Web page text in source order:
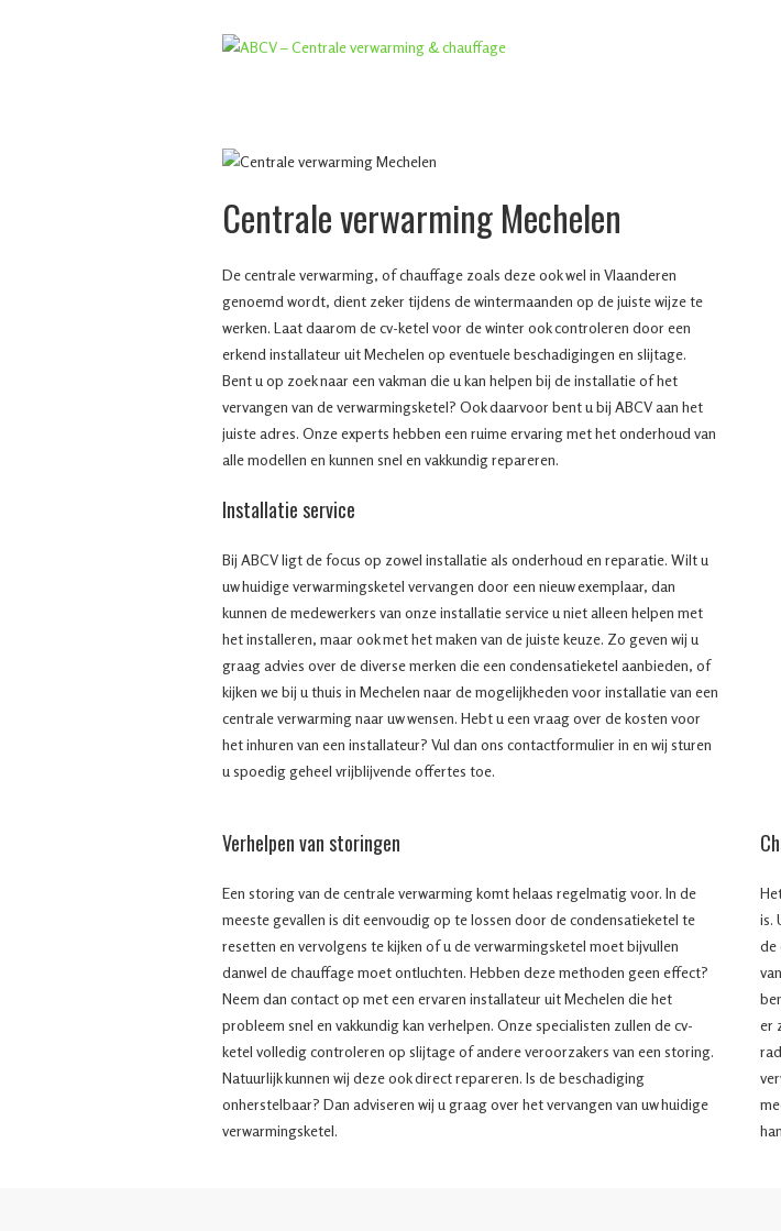
Centrale verwarming Mechelen
De centrale verwarming, of chauffage zoals deze ook wel in Vlaanderen
genoemd wordt, dient zeker tijdens de wintermaanden op de juiste wijze te
werken. Laat daarom de cv-ketel voor de winter ook controleren door een
erkend installateur uit Mechelen op eventuele beschadigingen en slijtage.
Bent u op zoek naar een vakman die u kan helpen bij de installatie of het
vervangen van de verwarmingsketel? Ook daarvoor bent u bij ABCV aan het
juiste adres. Onze experts hebben een ruime ervaring met het onderhoud van
alle modellen en kunnen snel en vakkundig repareren.
Installatie service
Bij ABCV ligt de focus op zowel installatie als onderhoud en reparatie. Wilt u
uw huidige verwarmingsketel vervangen door een nieuw exemplaar, dan
kunnen de medewerkers van onze installatie service u niet alleen helpen met
het installeren, maar ook met het maken van de juiste keuze. Zo geven wij u
graag advies over de diverse merken die een condensatieketel aanbieden, of
kijken we bij u thuis in Mechelen naar de mogelijkheden voor installatie van een
centrale verwarming naar uw wensen. Hebt u een vraag over de kosten voor
het inhuren van een installateur? Vul dan ons contactformulier in en wij sturen
u spoedig geheel vrijblijvende offertes toe.
Verhelpen van storingen
Een storing van de centrale verwarming komt helaas regelmatig voor. In de
meeste gevallen is dit eenvoudig op te lossen door de condensatieketel te
resetten en vervolgens te kijken of u de verwarmingsketel moet bijvullen
danwel de chauffage moet ontluchten. Hebben deze methoden geen effect?
Neem dan contact op met een ervaren installateur uit Mechelen die het
probleem snel en vakkundig kan verhelpen. Onze specialisten zullen de cv-
ketel volledig controleren op slijtage of andere veroorzakers van een storing.
Natuurlijk kunnen wij deze ook direct repareren. Is de beschadiging
onherstelbaar? Dan adviseren wij u graag over het vervangen van uw huidige
verwarmingsketel.
is.
de
er